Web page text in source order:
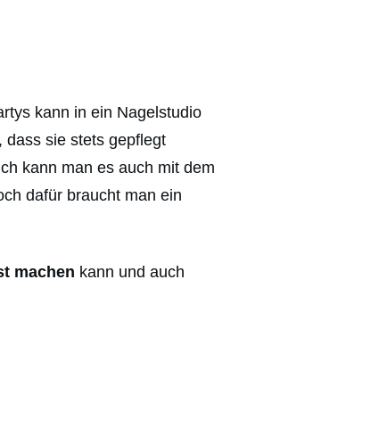
kann in ein Nagelstudio
dass sie stets gepflegt
kann man es auch mit dem
dafür braucht man ein
machen kann und auch